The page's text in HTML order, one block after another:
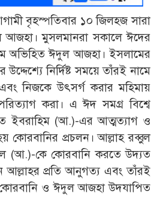
বৃহস্পতিবার ১০ জিলহজ সারা
আজহা। মুসলমানরা সকালে ঈদের
অভিহিত ঈদুল আজহা। ইসলামের
নির্দিষ্ট সময়ে তাঁরই নামে
নিজকে উৎসর্গ করার মহিমায়
করা। এ ঈদ সমগ্র বিশ্বে
ইবরাহিম (আ.)-এর আত্মত্যাগ ও
কোরবানির প্রচলন। আল্লাহ রব্বুল
(আ.)-কে কোরবানি করতে উদ্যত
আল্লাহর প্রতি আনুগত্য এবং তাঁরই
কোরবানি ও ঈদুল আজহা উদযাপিত